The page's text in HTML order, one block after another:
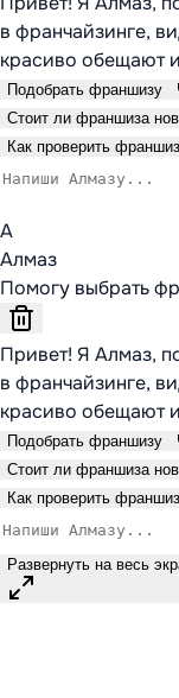
в франчайзинге,
красиво обещают
Подобрать франшизу
Стоит ли франшиза
Как проверить
А
Алмаз
Помогу выбрать
Привет! Я Алмаз,
в франчайзинге,
красиво обещают
Подобрать франшизу
Стоит ли франшиза
Как проверить
Развернуть на весь